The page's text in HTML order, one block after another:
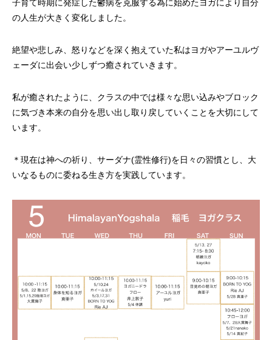
⁡子育て時期に発症した鬱病を克服する為に始めたヨガにより自分
の人生が大きく変化しました。
⁡絶望や悲しみ、怒りなどを深く抱えていた私はヨガやアーユルヴ
ェーダに出会い少しずつ癒されていきます。
⁡私が癒されたように、クラスの中では様々な思い込みやブロック
に気づき本来の自分を思い出し取り戻していくことを大切にして
います。
⁡＊現在は神への祈り、サーダナ(霊性修行)を日々の習慣とし、大
いなるものに委ねる生き方を実践しています。